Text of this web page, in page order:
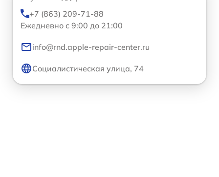
+7 (863) 209-71-88
Ежедневно с 9:00 до 21:00
info@rnd.apple-repair-center.ru
Социалистическая улица, 74